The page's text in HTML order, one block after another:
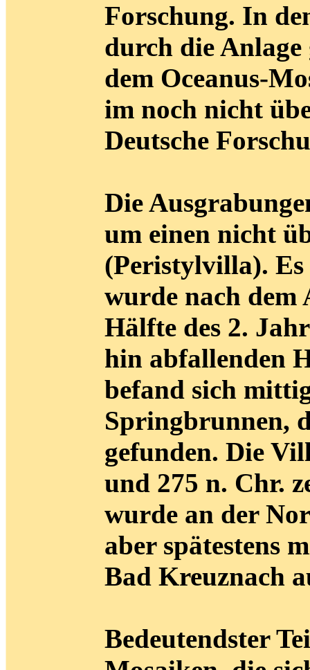
Forschung. In
durch die Anlage
dem Oceanus-
im noch nicht
Deutsche
Die
um einen nicht
(Peristylvilla). Es
wurde nach dem
Hälfte des 2.
hin abfallenden
befand sich
Springbrunnen,
gefunden. Die
und 275 n. Chr.
wurde an der
aber spätestens
Bad Kreuznach
Bedeutendster